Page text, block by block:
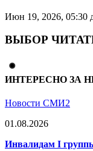
Июн 19, 2026, 05:30
ВЫБОР
ИНТЕРЕСНО ЗА
Новости СМИ2
01.08.2026
Инвалидам I